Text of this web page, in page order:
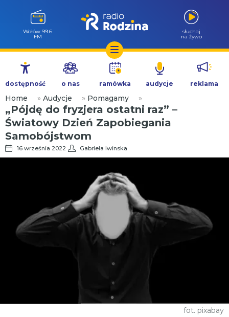
Przejdź
treści
Wołów 99.6
FM
słuchaj
na żywo
dostępność o nas ramówka audycje reklama
Home » Audycje » Pomagamy »
„Pójdę do fryzjera ostatni raz” –
Światowy Dzień Zapobiegania
Samobójstwom
16 września 2022 Gabriela Iwinska
fot. pixabay